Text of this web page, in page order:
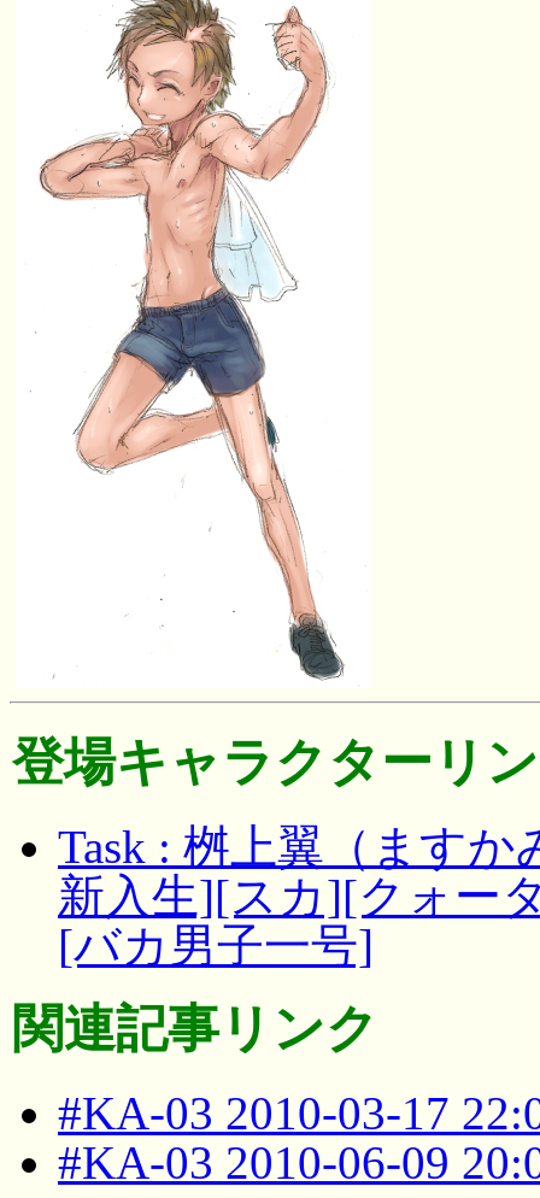
登場キャラクターリ
Task : 桝上翼（ます
新入生][スカ][クォー
[バカ男子一号]
関連記事リンク
#KA-03 2010-03-17
#KA-03 2010-06-09